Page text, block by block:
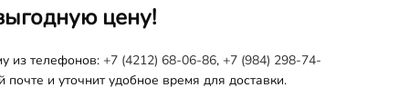
цену!
из телефонов: +7 (4212) 68-06-86, +7 (984) 298-74-
и уточнит удобное время для доставки.